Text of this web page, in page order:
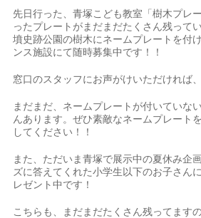
先日行った、青塚こども教室「樹木プレ
ったプレートがまだまだたくさん残って
墳史跡公園の樹木にネームプレートを付
ンス施設にて随時募集中です！！
窓口のスタッフにお声がけいただければ
まだまだ、ネームプレートが付いていな
んあります。ぜひ素敵なネームプレート
してください！！
また、ただいま青塚で展示中の夏休み企
ズに答えてくれた小学生以下のお子さん
レゼント中です！
こちらも、まだまだたくさん残ってます